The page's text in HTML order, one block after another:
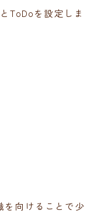
ToDoを設定しま
を向けることで少